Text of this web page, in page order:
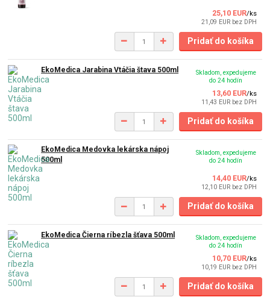
25,10 EUR/ks
21,09 EUR bez DPH
Pridať do košíka
EkoMedica Jarabina Vtáčia štava 500ml
13,60 EUR/ks
11,43 EUR bez DPH
Skladom, expedujeme
do 24 hodín
Pridať do košíka
EkoMedica Medovka lekárska nápoj
500ml
14,40 EUR/ks
12,10 EUR bez DPH
Skladom, expedujeme
do 24 hodín
Pridať do košíka
EkoMedica Čierna ríbezla šťava 500ml
10,70 EUR/ks
10,19 EUR bez DPH
Skladom, expedujeme
do 24 hodín
Pridať do košíka